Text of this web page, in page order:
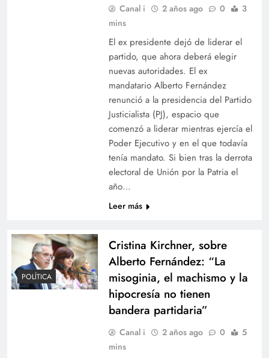
Canal i 2 años ago 0
3
mins
El ex presidente dejó de liderar el
partido, que ahora deberá elegir
nuevas autoridades. El ex
mandatario Alberto Fernández
renunció a la presidencia del Partido
Justicialista (PJ), espacio que
comenzó a liderar mientras ejercía el
Poder Ejecutivo y en el que todavía
tenía mandato. Si bien tras la derrota
electoral de Unión por la Patria el
año…
Leer más
POLÍTICA
Cristina Kirchner, sobre
Alberto Fernández: “La
misoginia, el machismo y la
hipocresía no tienen
bandera partidaria”
Canal i 2 años ago 0
5
mins